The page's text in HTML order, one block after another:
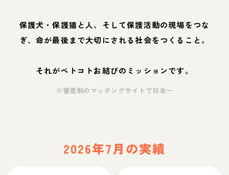
保護犬・保護猫と人、そして保護活動の現場をつな
ぎ、命が最後まで大切にされる社会をつくること。
それがペトコトお結びのミッションです。
※審査制のマッチングサイトで日本一
2026年7月の実績